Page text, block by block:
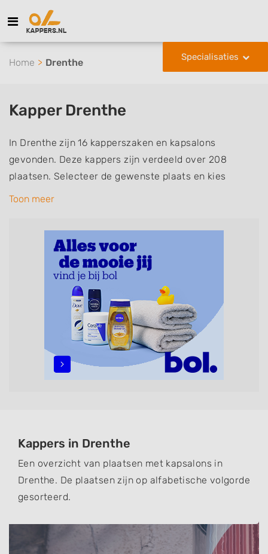
Specialisaties
Home Drenthe
Kapper Drenthe
In Drenthe zijn 16 kapperszaken en kapsalons
gevonden. Deze kappers zijn verdeeld over 208
plaatsen. Selecteer de gewenste plaats en kies
vervolgens een gewenste kapper of kapster uit de lijst
dameskapper, kinderkapper, thuiskapper, barber of
kies voor een kapsalon waar u zonder afspraak
terecht kunt. De vermelde kappers kunnen uw haren
wassen, knippen, föhnen en kleuren, maar ook helpen
met extensions, balyage, invlechten, opsteken,
weave, een keratinebehandeling, een permanent, een
bruidkapsel, make-up & visagie, epileren,
schoonheidsbehandelingen, het trimmen van een
Toon meer
Kappers in Drenthe
Een overzicht van plaatsen met kapsalons in
Drenthe. De plaatsen zijn op alfabetische volgorde
gesorteerd.